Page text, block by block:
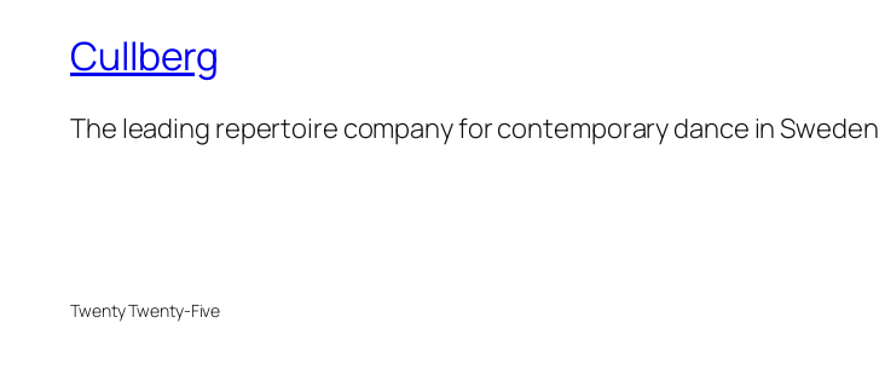
Cullberg
The leading repertoire company for contemporary dance in Sweden
Twenty Twenty-Five